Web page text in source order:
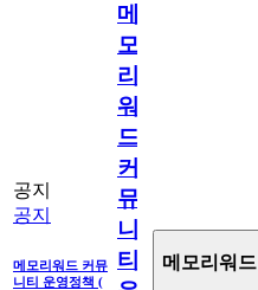
공지
공지
메모리워드 커뮤
니티 운영정책 (
메
모
리
워
드
커
뮤
니
티
메모리워드